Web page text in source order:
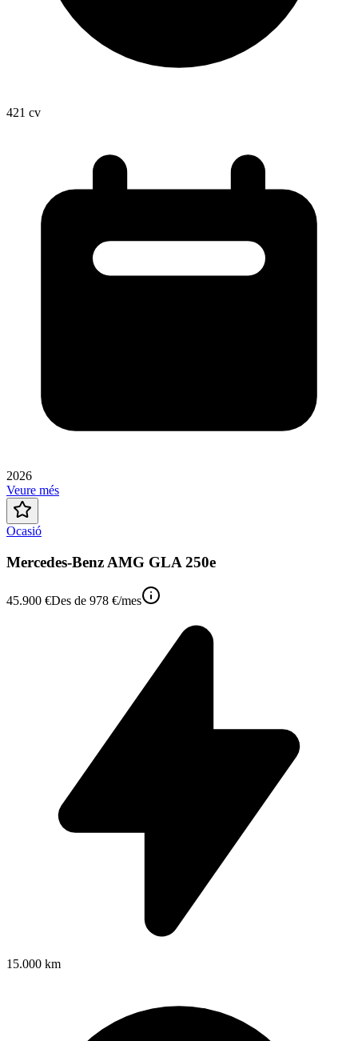
421 cv
2026
Veure més
Ocasió
Mercedes-Benz AMG GLA 250e
45.900 €Des de 978 €/mes
15.000 km